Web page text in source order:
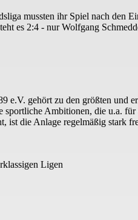
mussten ihr Spiel nach den
es 2:4 - nur Wolfgang
e.V. gehört zu den größten und
sportliche Ambitionen, die u.a.
ist die Anlage regelmäßig stark
Ligen